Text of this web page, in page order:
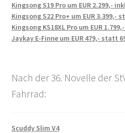
Kingsong S19 Pro um EUR 2.299,-
Kingsong S22 Pro+ um EUR 3.399,-
Kingsong KS18XL Pro um EUR
Jaykay E-Finne um EUR 479,- statt
Nach der 36. Novelle der
Fahrrad:
Scuddy Slim V4